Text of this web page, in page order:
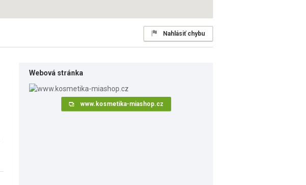
Nahlásiť chybu
Webová stránka
www.kosmetika-miashop.cz